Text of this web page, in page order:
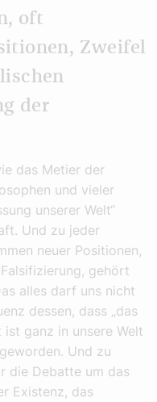
oft
Zweifel
der
das Metier der
und vieler
unserer Welt“
Und zu jeder
neuer Positionen,
gehört
alles darf uns nicht
dessen, dass „das
ganz in unsere Welt
Und zu
die Debatte um das
Existenz, das